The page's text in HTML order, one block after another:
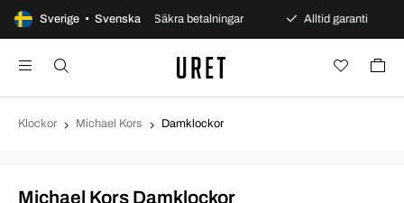
Sverige • Svenska
köp Säkra betalningar Alltid garanti
Klockor Michael Kors Damklockor
Michael Kors Damklockor